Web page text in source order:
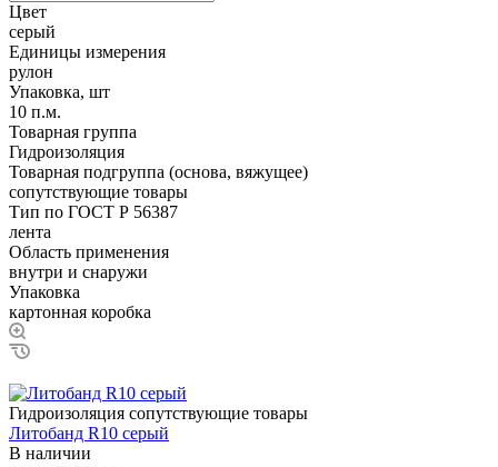
Цвет
серый
Единицы измерения
рулон
Упаковка, шт
10 п.м.
Товарная группа
Гидроизоляция
Товарная подгруппа (основа, вяжущее)
сопутствующие товары
Тип по ГОСТ Р 56387
лента
Область применения
внутри и снаружи
Упаковка
картонная коробка
Гидроизоляция сопутствующие товары
Литобанд R10 серый
В наличии